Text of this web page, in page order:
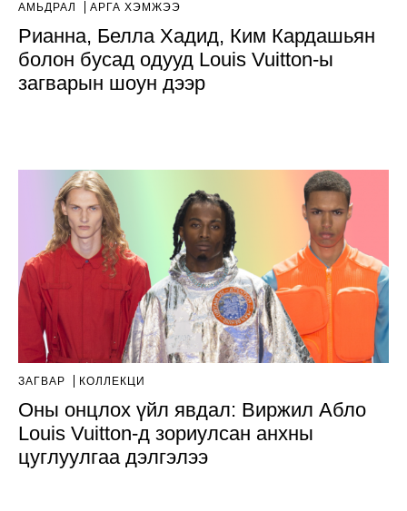
АМЬДРАЛ АРГА ХЭМЖЭЭ
Рианна, Белла Хадид, Ким Кардашьян
болон бусад одууд Louis Vuitton-ы
загварын шоун дээр
ЗАГВАР КОЛЛЕКЦИ
Оны онцлох үйл явдал: Виржил Абло
Louis Vuitton-д зориулсан анхны
цуглуулгаа дэлгэлээ